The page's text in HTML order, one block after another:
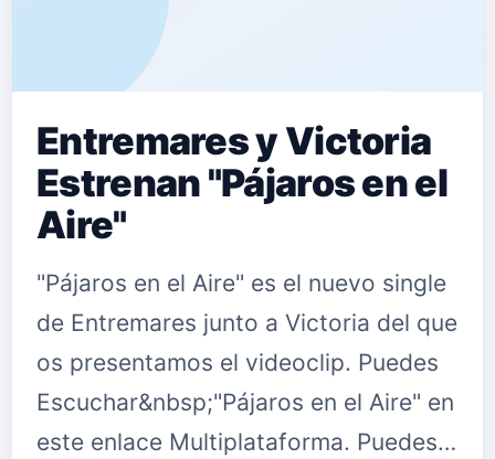
Máster de direcció…
Entremares y Victoria
Estrenan "Pájaros en el
Aire"
"Pájaros en el Aire" es el nuevo single
de Entremares junto a Victoria del que
os presentamos el videoclip. Puedes
Escuchar&nbsp;"Pájaros en el Aire" en
este enlace Multiplataforma. Puedes